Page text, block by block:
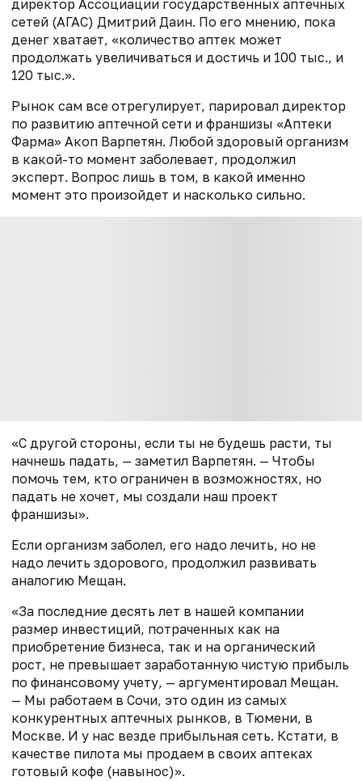
директор Ассоциации государственных аптечных
сетей (АГАС) Дмитрий Даин. По его мнению, пока
денег хватает, «количество аптек может
продолжать увеличиваться и достичь и 100 тыс., и
120 тыс.».
Рынок сам все отрегулирует, парировал директор
по развитию аптечной сети и франшизы «Аптеки
Фарма» Акоп Варпетян. Любой здоровый организм
в какой-то момент заболевает, продолжил
эксперт. Вопрос лишь в том, в какой именно
момент это произойдет и насколько сильно.
«С другой стороны, если ты не будешь расти, ты
начнешь падать, — заметил Варпетян. — Чтобы
помочь тем, кто ограничен в возможностях, но
падать не хочет, мы создали наш проект
франшизы».
Если организм заболел, его надо лечить, но не
надо лечить здорового, продолжил развивать
аналогию Мещан.
«За последние десять лет в нашей компании
размер инвестиций, потраченных как на
приобретение бизнеса, так и на органический
рост, не превышает заработанную чистую прибыль
по финансовому учету, — аргументировал Мещан.
— Мы работаем в Сочи, это один из самых
конкурентных аптечных рынков, в Тюмени, в
Москве. И у нас везде прибыльная сеть. Кстати, в
качестве пилота мы продаем в своих аптеках
готовый кофе (навынос)».